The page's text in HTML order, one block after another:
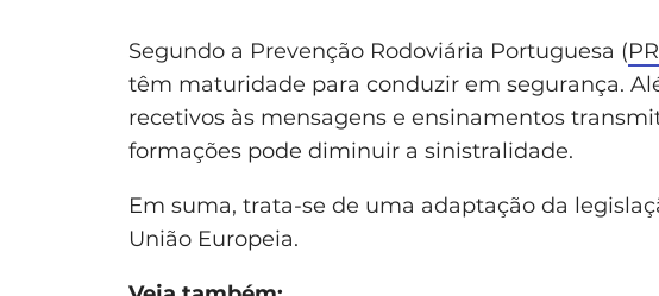
Segundo a Prevenção Rodoviária Portuguesa (
têm maturidade para conduzir em segurança.
recetivos às mensagens e ensinamentos
formações pode diminuir a sinistralidade.
Em suma, trata-se de uma adaptação da
União Europeia.